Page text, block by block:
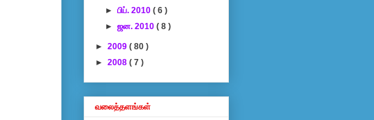
►பிப். 2010( 6 )
►ஜன. 2010( 8 )
► 2009 ( 80 )
► 2008 ( 7 )
வலைத்தளங்கள்